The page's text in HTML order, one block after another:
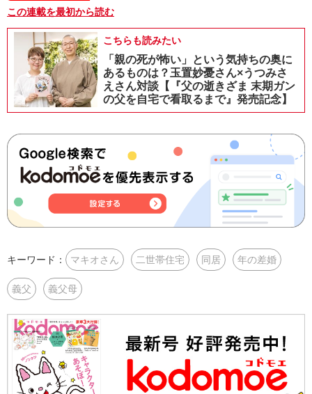
この連載を最初から読む
こちらも読みたい
「親の死が怖い」という気持ちの奥に
あるものは？玉置妙憂さん×うつみさ
えさん対談【『父の逝きざま 末期ガン
の父を自宅で看取るまで』発売記念】
キーワード： マキオさん 二世帯住宅 同居 年の差婚
義父 義父母